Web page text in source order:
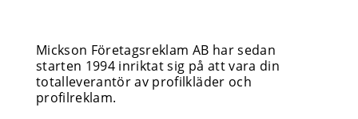
Mickson Företagsreklam AB har sedan
starten 1994 inriktat sig på att vara din
totalleverantör av profilkläder och
profilreklam.